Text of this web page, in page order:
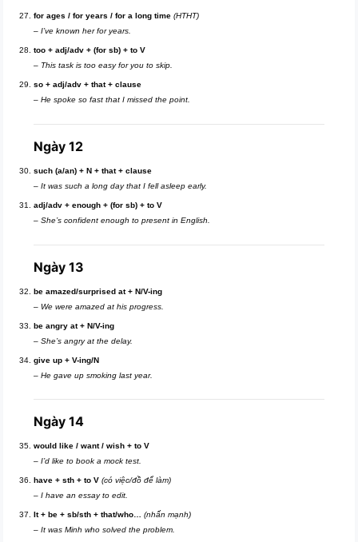
for ages / for years / for a long time (HTHT)
–I’ve known her for years.
too + adj/adv + (for sb) + to V
– This task is too easy for you to skip.
so + adj/adv + that + clause
–He spoke so fast that I missed the point.
Ngày 12
such (a/an) + N + that + clause
–It was such a long day that I fell asleep early.
adj/adv + enough + (for sb) + to V
–She’s confident enough to present in English.
Ngày 13
be amazed/surprised at + N/V-ing
–We were amazed at his progress.
be angry at + N/V-ing
–She’s angry at the delay.
give up + V-ing/N
–He gave up smoking last year.
Ngày 14
would like / want / wish + to V
–I’d like to book a mock test.
have + sth + to V (có việc/đồ để làm)
–I have an essay to edit.
It + be + sb/sth + that/who… (nhấn mạnh)
–It was Minh who solved the problem.